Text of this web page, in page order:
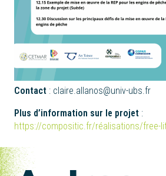
Contact : claire.allanos@univ-ubs.fr
Plus d’information sur le projet :
https://compositic.fr/réalisations/free-